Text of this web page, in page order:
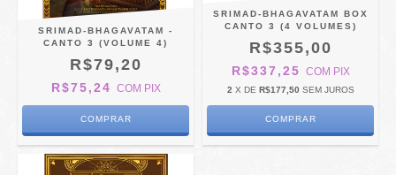
SRIMAD-BHAGAVATAM -
CANTO 3 (VOLUME 4)
R$79,20
R$75,24 COM PIX
SRIMAD-BHAGAVATAM BOX
CANTO 3 (4 VOLUMES)
R$355,00
R$337,25 COM PIX
2 X DE R$177,50 SEM JUROS